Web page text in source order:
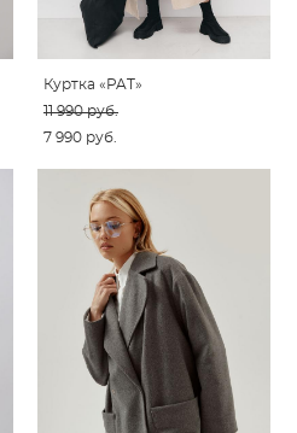
Куртка «PAT»
11 990 pуб.
7 990 pуб.